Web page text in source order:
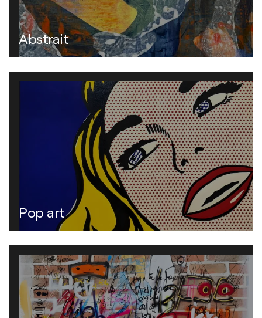
Abstrait
Pop art